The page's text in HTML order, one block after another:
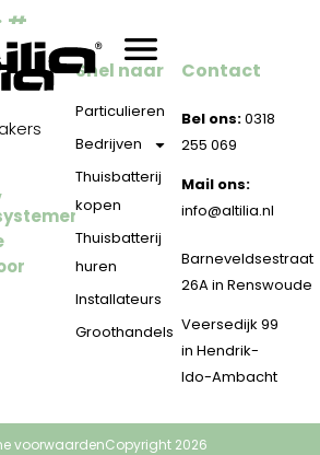
#
Snel naar
Particulieren
Bedrijven
Thuisbatterij
kopen
Thuisbatterij
huren
Installateurs
Groothandels
Contact
Bel ons:0318
255 069
Mail ons:
info@altilia.nl
Barneveldsestraat
26A in Renswoude
Veersedijk 99
in Hendrik-
Ido-Ambacht
voorwaardenCopyright 2026